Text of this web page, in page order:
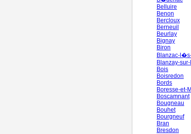
Belluire
Benon
Bercloux
Berneuil
Beurlay
Bignay
Biron
Blanzac-
Blanzay-
Bois
Boisredon
Bords
Boresse-et-
Boscamnant
Bougneau
Bouhet
Bourgneuf
Bran
Bresdon